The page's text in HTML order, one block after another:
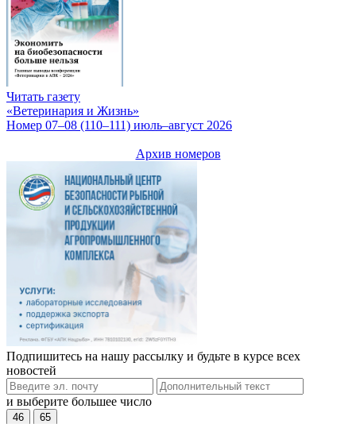
Читать газету
«Ветеринария и Жизнь»
Номер 07–08 (110–111) июль–август 2026
Архив номеров
Подпишитесь на нашу рассылку и будьте в курсе всех
новостей
и выберите большее число
46 65